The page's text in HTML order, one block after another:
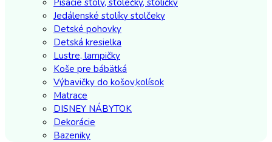
Jedálenské stolíky stolčeky
Detské pohovky
Detská kresielka
Lustre, lampičky
Koše pre bábätká
Výbavičky do košov,kolísok
Matrace
DISNEY NÁBYTOK
Dekorácie
Bazeniky